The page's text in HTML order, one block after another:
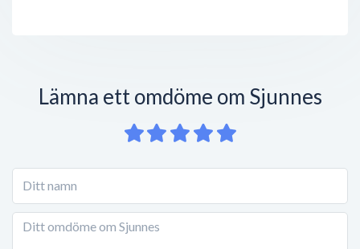
Lämna ett omdöme om Sjunnes